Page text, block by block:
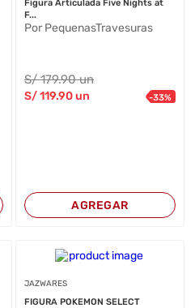
Figura Articulada Five Nights at
F...
Por PequenasTravesuras
S/179.90 un
S/119.90un -33%
AGREGAR
JAZWARES
FIGURA POKEMON SELECT